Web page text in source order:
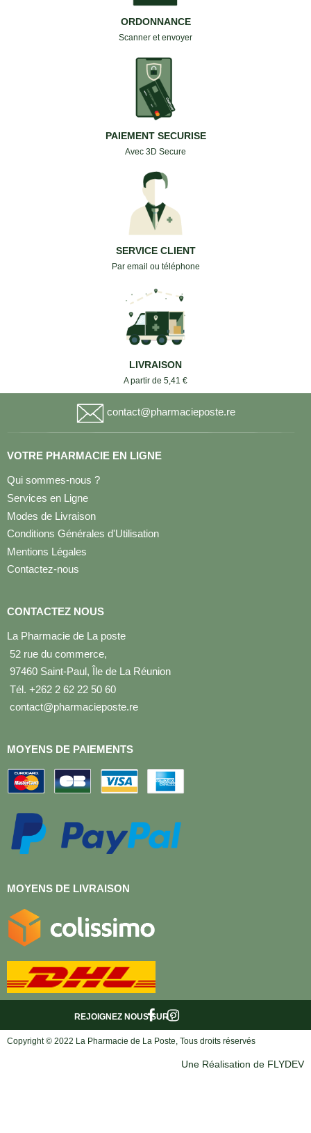
ORDONNANCE
Scanner et envoyer
PAIEMENT SECURISE
Avec 3D Secure
SERVICE CLIENT
Par email ou téléphone
LIVRAISON
A partir de 5,41 €
contact@pharmacieposte.re
VOTRE PHARMACIE EN LIGNE
Qui sommes-nous ?
Services en Ligne
Modes de Livraison
Conditions Générales d'Utilisation
Mentions Légales
Contactez-nous
CONTACTEZ NOUS
La Pharmacie de La poste
52 rue du commerce,
97460 Saint-Paul, Île de La Réunion
Tél. +262 2 62 22 50 60
contact@pharmacieposte.re
MOYENS DE PAIEMENTS
MOYENS DE LIVRAISON
SUR :
REJOIGNEZ NOUS
Copyright © 2022 La Pharmacie de La Poste, Tous droits réservés
Une Réalisation de FLYDEV